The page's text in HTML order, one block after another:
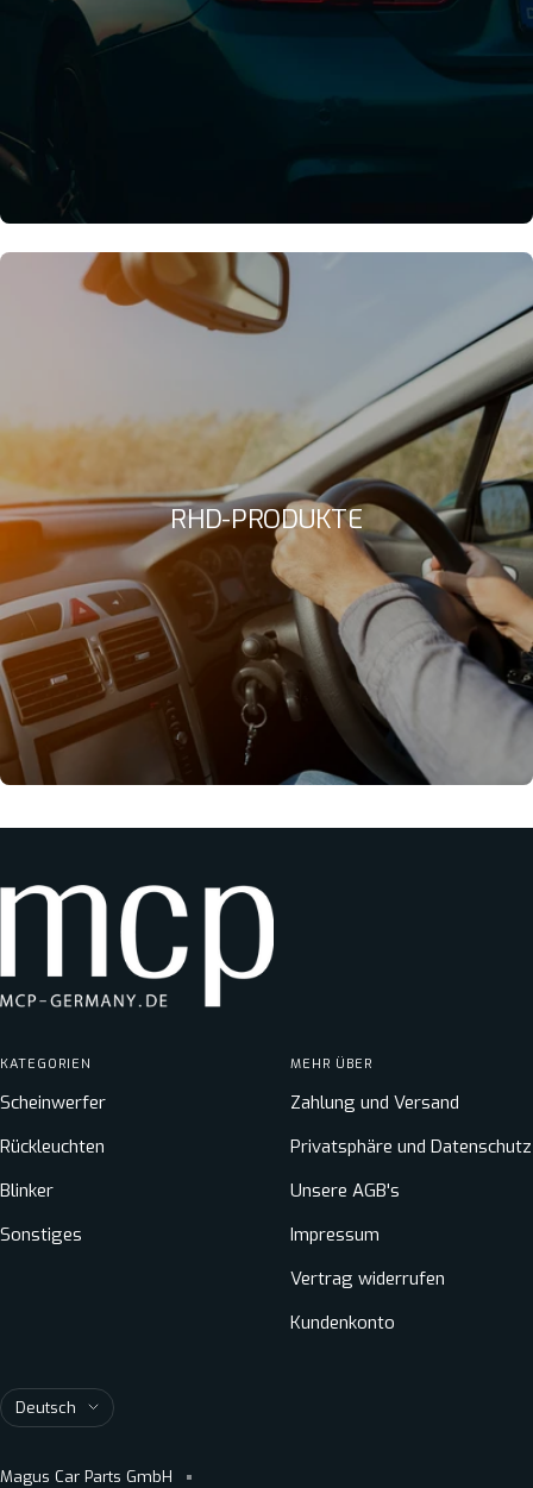
RHD-PRODUKTE
KATEGORIEN
Scheinwerfer
Rückleuchten
Blinker
Sonstiges
MEHR ÜBER
Zahlung und Versand
Privatsphäre und Datenschutz
Unsere AGB's
Impressum
Vertrag widerrufen
Kundenkonto
Sprache
Deutsch
Magus Car Parts GmbH